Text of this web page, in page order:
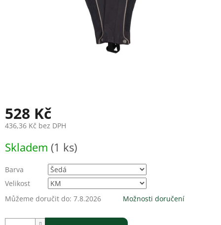
528 Kč
436,36 Kč bez DPH
cena:
Skladem (1 ks)
Barva
Velikost
Můžeme doručit do: 7.8.2026 Možnosti doručení